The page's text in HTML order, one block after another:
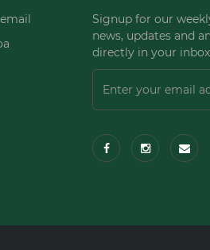
Signup for our
news, updates and
directly in your